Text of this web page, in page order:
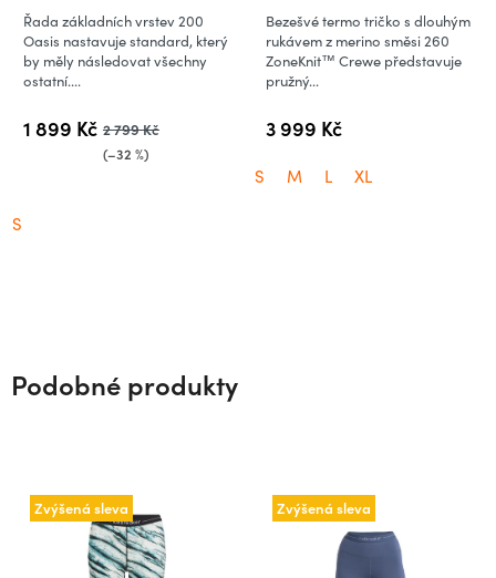
Cumin/Undyed/Aop
(vzorek)
1 899 Kč 2 799 Kč
(–32 %)
Řada základních vrstev 200
Oasis nastavuje standard, který
by měly následovat všechny
ostatní....
S
3 999 Kč
Bezešvé termo tričko s dlouhým
rukávem z merino směsi 260
ZoneKnit™ Crewe představuje
pružný...
S M L XL
Podobné produkty
Zvýšená sleva Zvýšená sleva